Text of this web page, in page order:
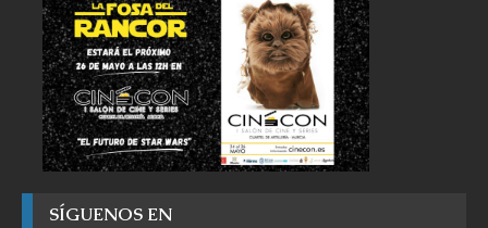
SÍGUENOS EN